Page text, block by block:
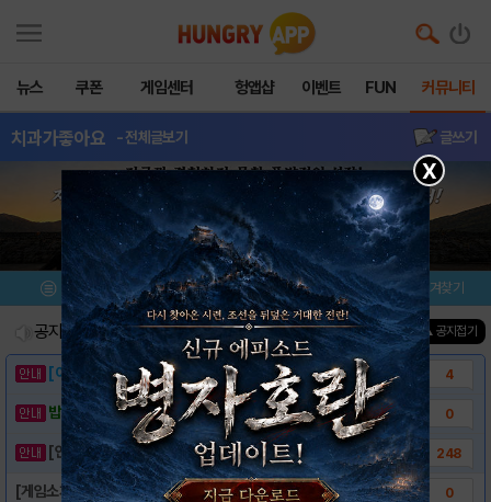
뉴스 쿠폰 게임센터 헝앱샵 이벤트 FUN 커뮤니티
치과가좋아요 - 전체글보기 글쓰기
메뉴 이벤트/미션 설치/평가 즐겨찾기
공지사항 진행중인 이벤트0건 ▲ 공지접기
[이벤트] 웃음으로 매일매일 해피! 유머 게시.. 4
밥알이의 헝앱통신 ⑲ “밥알이, 드디어 멀티를.. 0
[안내] 헝그리앱 필수 상식! 밥알 획득 안내.. 248
[게임소개] - 치과가좋아요 0
X